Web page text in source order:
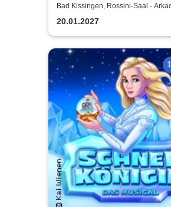
Kosaken Chor - Die
Abschiedstournee - Die
Zugabe
Bad Kissingen, Rossini-Saal -
20.01.2027